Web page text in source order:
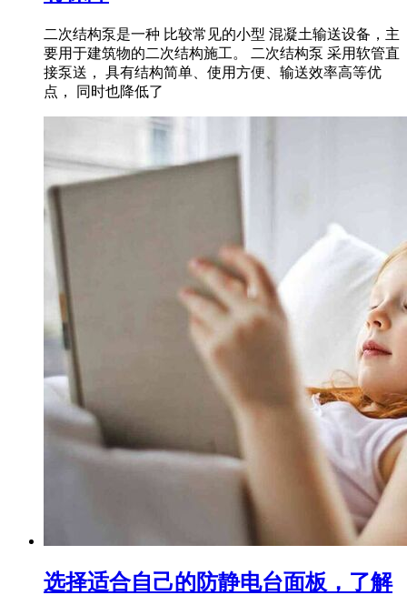
二次结构泵是一种 比较常见的小型 混凝土输送设备，主
要用于建筑物的二次结构施工。 二次结构泵 采用软管直
接泵送， 具有结构简单、使用方便、输送效率高等优
点， 同时也降低了
选择适合自己的防静电台面板，了解